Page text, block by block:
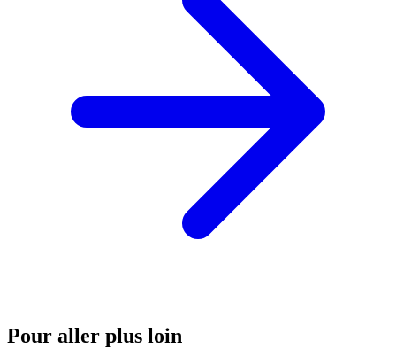
Pour aller plus loin